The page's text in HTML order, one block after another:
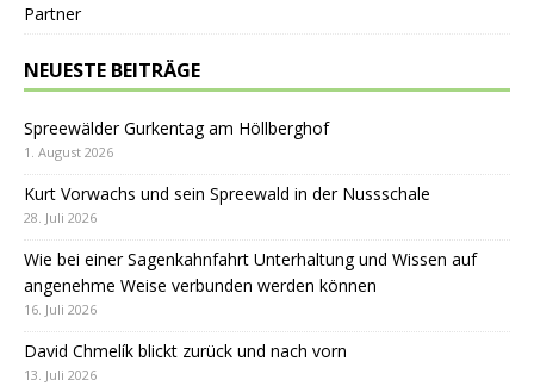
Partner
NEUESTE BEITRÄGE
Spreewälder Gurkentag am Höllberghof
1. August 2026
Kurt Vorwachs und sein Spreewald in der Nussschale
28. Juli 2026
Wie bei einer Sagenkahnfahrt Unterhaltung und Wissen auf
angenehme Weise verbunden werden können
16. Juli 2026
David Chmelík blickt zurück und nach vorn
13. Juli 2026